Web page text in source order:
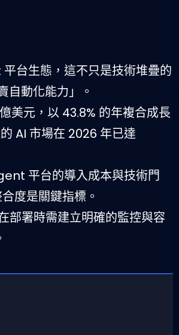
台生態，這不只是技術堆疊的
動化能力」。
美元，以 43.8% 的年複合成長
AI 市場在 2026 年已達
平台的導入成本與技術門
度是關鍵指標。
部署時需建立明確的監控與容